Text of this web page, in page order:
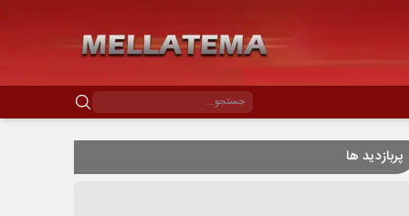
پربازدید ها